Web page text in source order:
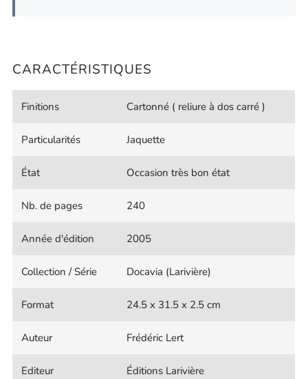
CARACTÉRISTIQUES
Finitions Cartonné ( reliure à dos carré )
Particularités Jaquette
État Occasion très bon état
Nb. de pages 240
Année d'édition 2005
Collection / Série Docavia (Larivière)
Format 24.5 x 31.5 x 2.5 cm
Auteur Frédéric Lert
Editeur Éditions Larivière